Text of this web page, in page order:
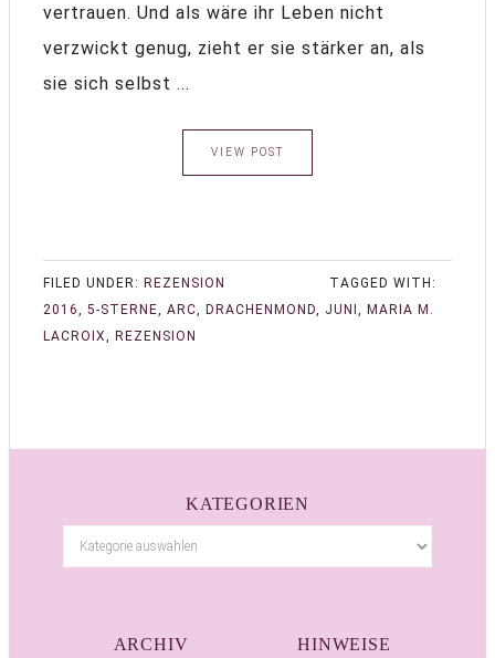
vertrauen. Und als wäre ihr Leben nicht
verzwickt genug, zieht er sie stärker an, als
sie sich selbst ...
VIEW POST
FILED UNDER: REZENSION
TAGGED WITH:
2016, 5-STERNE, ARC, DRACHENMOND, JUNI , MARIA M.
LACROIX, REZENSION
KATEGORIEN
ARCHIV HINWEISE